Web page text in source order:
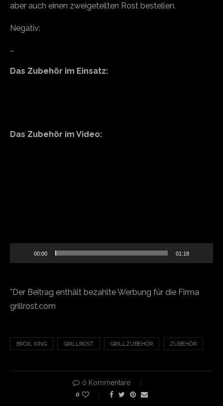
aber auch einen zweigeteilten Rost bestellen.
Negativ:
–
Das Zubehör im Einsatz:
Das Zubehör im Video:
00:00 01:18
*Der Beitrag enthält bezahlte Werbung für die Firma
grillrost.com
BROIL KING GRILLROST GRILLZUBEHÖR ZUBEHÖR
0 Kommentare
0